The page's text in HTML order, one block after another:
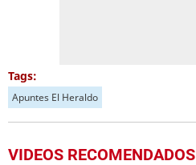
Tags:
Apuntes El Heraldo
VIDEOS RECOMENDADOS